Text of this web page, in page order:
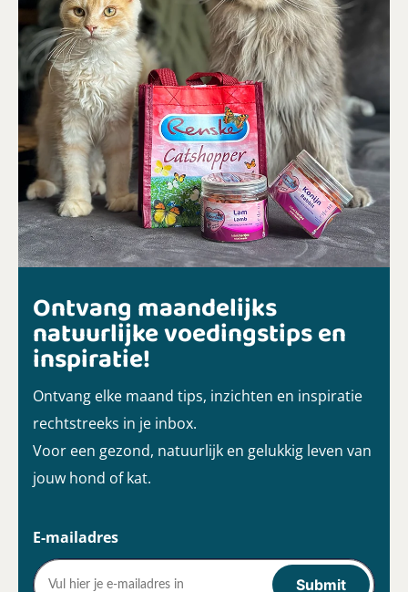
Ontvang maandelijks
natuurlijke voedingstips en
inspiratie!
Ontvang elke maand tips, inzichten en inspiratie
rechtstreeks in je inbox.
Voor een gezond, natuurlijk en gelukkig leven van
jouw hond of kat.
E-mailadres